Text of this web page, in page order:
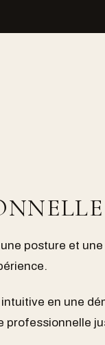
posture et
en une